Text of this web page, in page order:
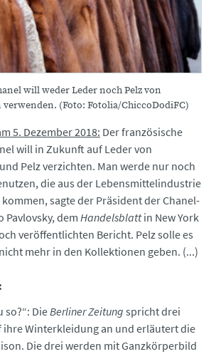
will weder Leder noch Pelz von
(Foto: Fotolia/ChiccoDodiFC)
5. Dezember 2018: Der französische
will in Zukunft auf Leder von
Pelz verzichten. Man werde nur noch
die aus der Lebensmittelindustrie
sagte der Präsident der Chanel-
Pavlovsky, dem Handelsblattin New York
veröffentlichten Bericht. Pelz solle es
mehr in den Kollektionen geben. (...)
:
so?“: DieBerliner Zeitung spricht drei
ihre Winterkleidung an und erläutert die
Die drei werden mit Ganzkörperbild